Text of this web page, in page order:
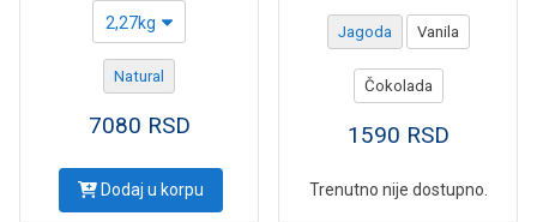
2,27kg
Natural
7080 RSD
Dodaj u korpu
Jagoda Vanila
Čokolada
1590 RSD
Trenutno nije dostupno.